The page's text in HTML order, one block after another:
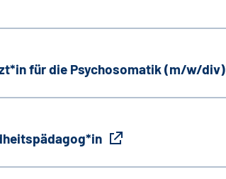
für die Psychosomatik (m/w/div)